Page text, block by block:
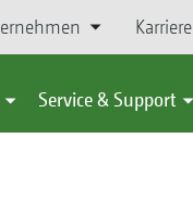
Karriere
Service & Support